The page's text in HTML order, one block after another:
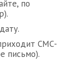
по
СМС-
письмо).